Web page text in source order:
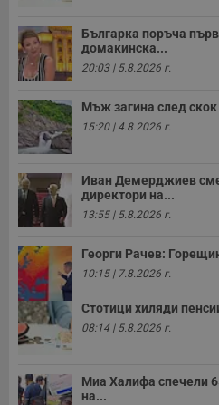
Българка поръча
домакинска...
20:03 | 5.8.2026 г.
Мъж загина след
15:20 | 4.8.2026 г.
Иван Демерджиев
директори на...
13:55 | 5.8.2026 г.
Георги Рачев:
10:15 | 7.8.2026 г.
Стотици хиляди
08:14 | 5.8.2026 г.
Миа Халифа спечели
на...